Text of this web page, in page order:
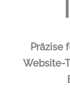
Präzise
Website-